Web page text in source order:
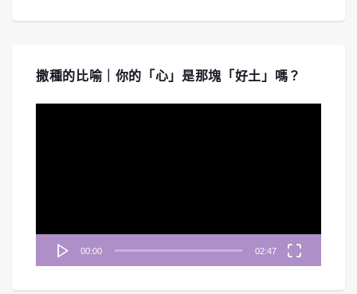
撒種的比喻｜你的「心」是那塊「好土」嗎？
00:00 02:47